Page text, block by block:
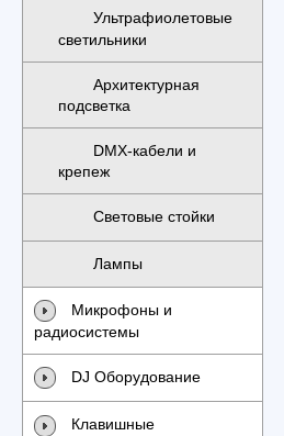
Ультрафиолетовые
светильники
Архитектурная
подсветка
DMX-кабели и
крепеж
Световые стойки
Лампы
Микрофоны и
радиосистемы
DJ Оборудование
Клавишные